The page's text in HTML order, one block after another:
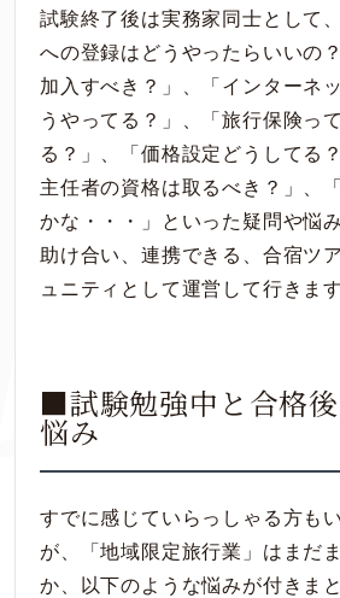
試験終了後は実務家同士として
への登録はどうやったらいいの
加入すべき？」、「インターネ
うやってる？」、「旅行保険っ
る？」、「価格設定どうしてる
主任者の資格は取るべき？」、
かな・・・」といった疑問や悩
助け合い、連携できる、合宿ツ
ュニティとして運営して行きます
■試験勉強中と合格
悩み
すでに感じていらっしゃる方も
が、「地域限定旅行業」はまだ
か、以下のような悩みが付きま